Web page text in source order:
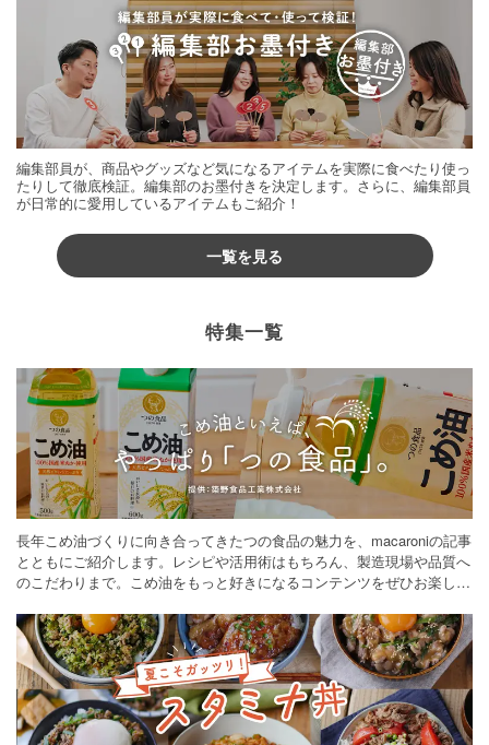
編集部員が、商品やグッズなど気になるアイテムを実際に食べたり使っ
たりして徹底検証。編集部のお墨付きを決定します。さらに、編集部員
が日常的に愛用しているアイテムもご紹介！
一覧を見る
特集一覧
長年こめ油づくりに向き合ってきたつの食品の魅力を、macaroniの記事
とともにご紹介します。レシピや活用術はもちろん、製造現場や品質へ
のこだわりまで。こめ油をもっと好きになるコンテンツをぜひお楽しみ